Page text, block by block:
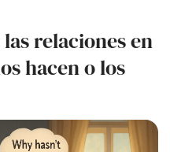
relaciones en
hacen o los